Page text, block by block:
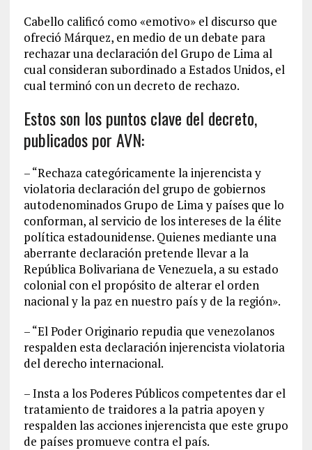
Cabello calificó como «emotivo» el discurso que
ofreció Márquez, en medio de un debate para
rechazar una declaración del Grupo de Lima al
cual consideran subordinado a Estados Unidos, el
cual terminó con un decreto de rechazo.
Estos son los puntos clave del decreto,
publicados por AVN:
– “Rechaza categóricamente la injerencista y
violatoria declaración del grupo de gobiernos
autodenominados Grupo de Lima y países que lo
conforman, al servicio de los intereses de la élite
política estadounidense. Quienes mediante una
aberrante declaración pretende llevar a la
República Bolivariana de Venezuela, a su estado
colonial con el propósito de alterar el orden
nacional y la paz en nuestro país y de la región».
– “El Poder Originario repudia que venezolanos
respalden esta declaración injerencista violatoria
del derecho internacional.
– Insta a los Poderes Públicos competentes dar el
tratamiento de traidores a la patria apoyen y
respalden las acciones injerencista que este grupo
de países promueve contra el país.